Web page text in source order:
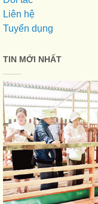
Liên hệ
Tuyển dụng
TIN MỚI NHẤT